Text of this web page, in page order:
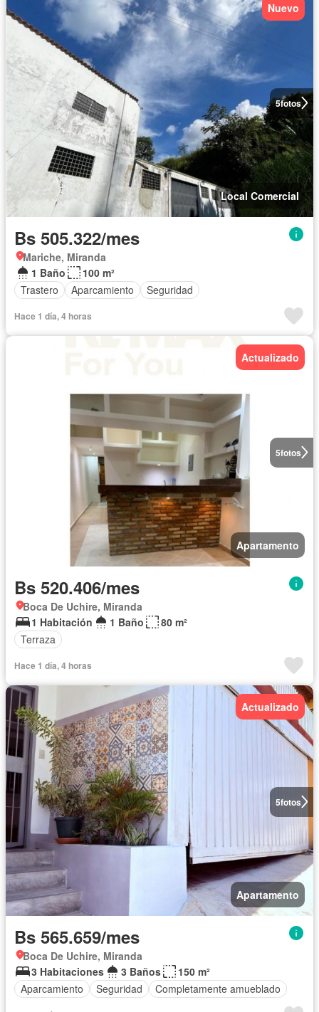
5fotos
Nuevo
Local Comercial
Bs 505.322/mes
Mariche, Miranda
1 Baño
100 m²
Trastero
Aparcamiento Seguridad
Hace 1 día, 4 horas
5fotos
Actualizado
Apartamento
Bs 520.406/mes
Boca De Uchire, Miranda
1 Habitación
1 Baño
80 m²
Terraza
Hace 1 día, 4 horas
5fotos
Actualizado
Apartamento
Bs 565.659/mes
Boca De Uchire, Miranda
3 Habitaciones
3 Baños
150 m²
Aparcamiento
Seguridad Completamente amueblado